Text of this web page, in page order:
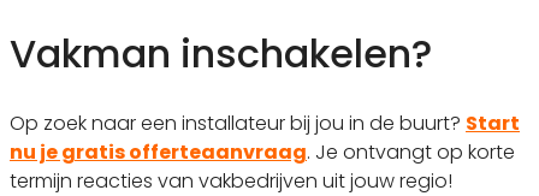
Vakman inschakelen?
Op zoek naar een installateur bij jou in de buurt? Start
nu je gratis offerteaanvraag. Je ontvangt op korte
termijn reacties van vakbedrijven uit jouw regio!